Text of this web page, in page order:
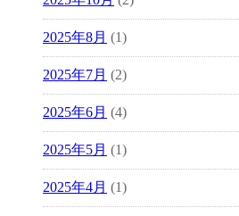
2025年8月 (1)
2025年7月 (2)
2025年6月 (4)
2025年5月 (1)
2025年4月 (1)